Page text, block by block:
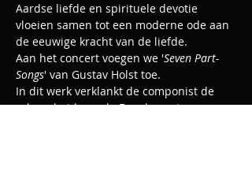
Aardse liefde en spirituele devotie
vloeien samen tot een moderne ode aan
de eeuwige kracht van de liefde.
Aan het concert voegen we 'Seven Part-
Songs' van Gustav Holst toe.
In dit werk verklankt de componist de
schoonheid van de Engelse natuur en